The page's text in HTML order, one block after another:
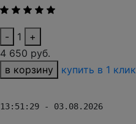
- 1
+
4 650 руб.
в корзину
купить в 1 клик
13:51:29 - 03.08.2026